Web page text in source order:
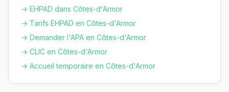
→ EHPAD dans Côtes-d'Armor
→ Tarifs EHPAD en Côtes-d'Armor
→ Demander l'APA en Côtes-d'Armor
→ CLIC en Côtes-d'Armor
→ Accueil temporaire en Côtes-d'Armor